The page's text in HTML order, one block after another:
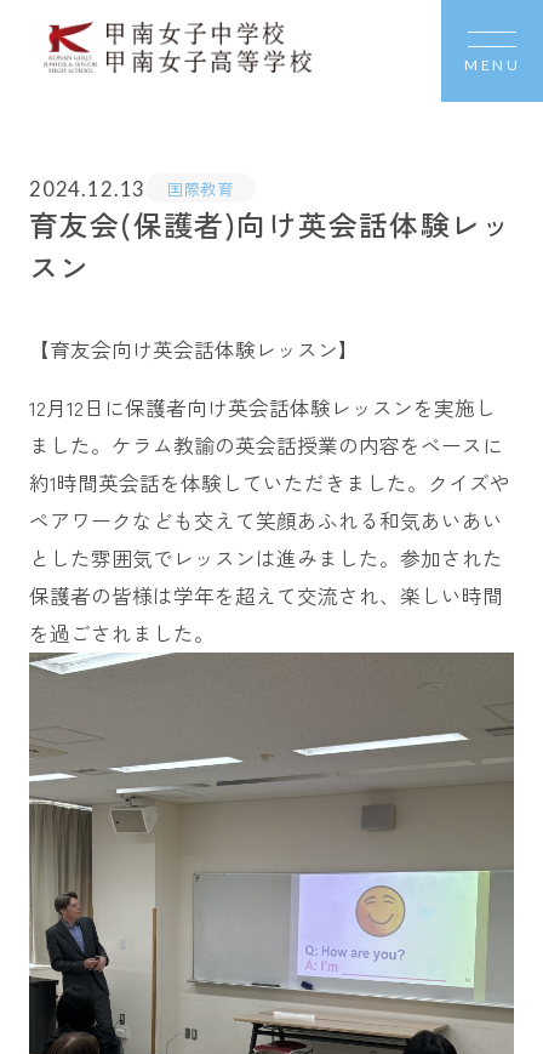
MENU
2024.12.13 国際教育
育友会(保護者)向け英会話体験レッ
スン
【育友会向け英会話体験レッスン】
12月12日に保護者向け英会話体験レッスンを実施し
ました。ケラム教諭の英会話授業の内容をベースに
約1時間英会話を体験していただきました。クイズや
ペアワークなども交えて笑顔あふれる和気あいあい
とした雰囲気でレッスンは進みました。参加された
保護者の皆様は学年を超えて交流され、楽しい時間
を過ごされました。